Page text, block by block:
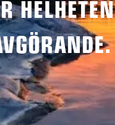
HELHETEN